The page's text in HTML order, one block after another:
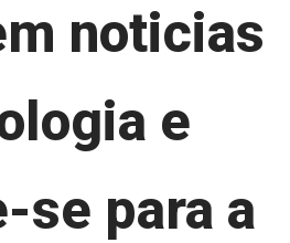
noticias
e
se para a